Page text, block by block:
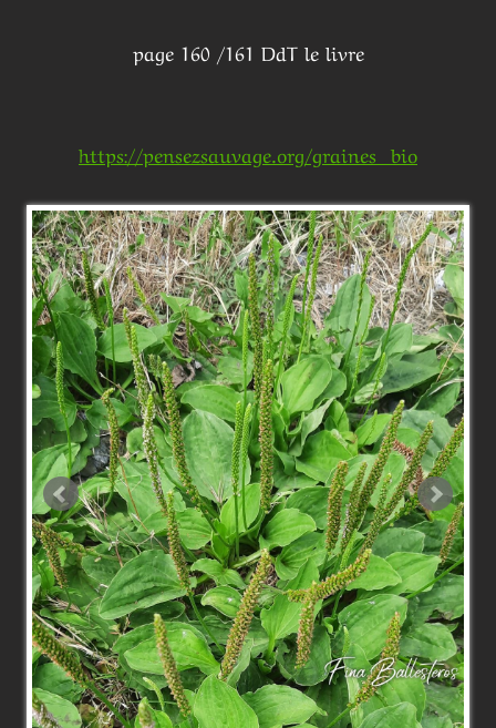
page 160 /161 DdT le livre
https://pensezsauvage.org/graines_bio